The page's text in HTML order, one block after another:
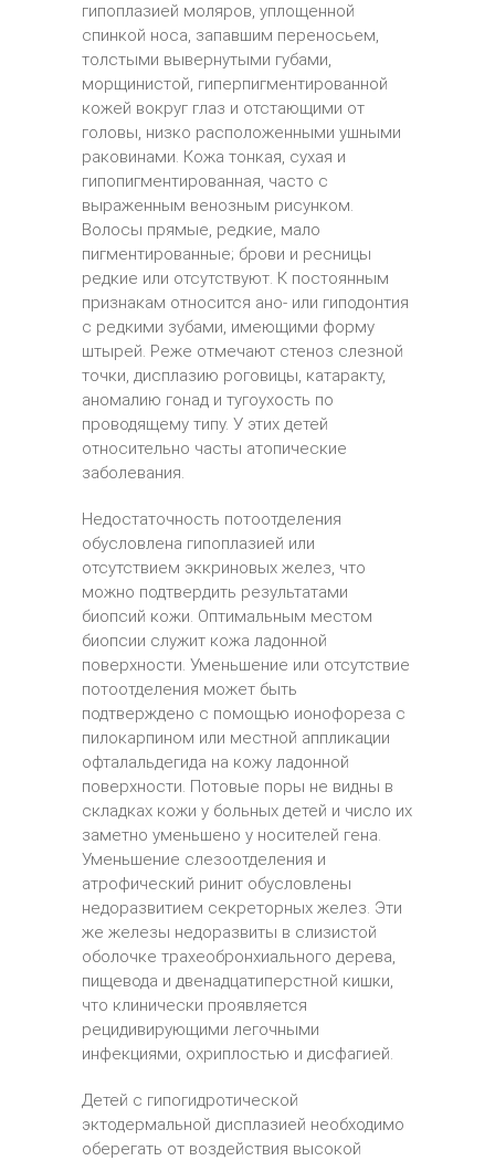
гипоплазией моляров, уплощенной
спинкой носа, запавшим переносьем,
толстыми вывернутыми губами,
морщинистой, гиперпигментированной
кожей вокруг глаз и отстающими от
головы, низко расположенными ушными
раковинами. Кожа тонкая, сухая и
гипопигментированная, часто с
выраженным венозным рисунком.
Волосы прямые, редкие, мало
пигментированные; брови и ресницы
редкие или отсутствуют. К постоянным
признакам относится ано- или гиподонтия
с редкими зубами, имеющими форму
штырей. Реже отмечают стеноз слезной
точки, дисплазию роговицы, катаракту,
аномалию гонад и тугоухость по
проводящему типу. У этих детей
относительно часты атопические
заболевания.
Недостаточность потоотделения
обусловлена гипоплазией или
отсутствием эккриновых желез, что
можно подтвердить результатами
биопсий кожи. Оптимальным местом
биопсии служит кожа ладонной
поверхности. Уменьшение или отсутствие
потоотделения может быть
подтверждено с помощью ионофореза с
пилокарпином или местной аппликации
офталальдегида на кожу ладонной
поверхности. Потовые поры не видны в
складках кожи у больных детей и число их
заметно уменьшено у носителей гена.
Уменьшение слезоотделения и
атрофический ринит обусловлены
недоразвитием секреторных желез. Эти
же железы недоразвиты в слизистой
оболочке трахеобронхиального дерева,
пищевода и двенадцатиперстной кишки,
что клинически проявляется
рецидивирующими легочными
инфекциями, охриплостью и дисфагией.
Детей с гипогидротической
эктодермальной дисплазией необходимо
оберегать от воздействия высокой